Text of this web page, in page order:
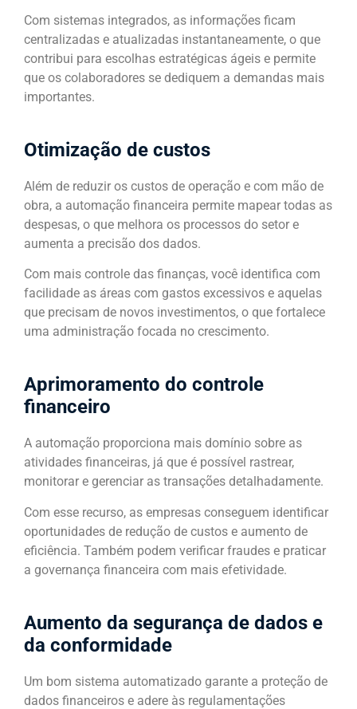
Com sistemas integrados, as informações ficam
centralizadas e atualizadas instantaneamente, o que
contribui para escolhas estratégicas ágeis e permite
que os colaboradores se dediquem a demandas mais
importantes.
Otimização de custos
Além de reduzir os custos de operação e com mão de
obra, a automação financeira permite mapear todas as
despesas, o que melhora os processos do setor e
aumenta a precisão dos dados.
Com mais controle das finanças, você identifica com
facilidade as áreas com gastos excessivos e aquelas
que precisam de novos investimentos, o que fortalece
uma administração focada no crescimento.
Aprimoramento do controle
financeiro
A automação proporciona mais domínio sobre as
atividades financeiras, já que é possível rastrear,
monitorar e gerenciar as transações detalhadamente.
Com esse recurso, as empresas conseguem identificar
oportunidades de redução de custos e aumento de
eficiência. Também podem verificar fraudes e praticar
a governança financeira com mais efetividade.
Aumento da segurança de dados e
da conformidade
Um bom sistema automatizado garante a proteção de
dados financeiros e adere às regulamentações